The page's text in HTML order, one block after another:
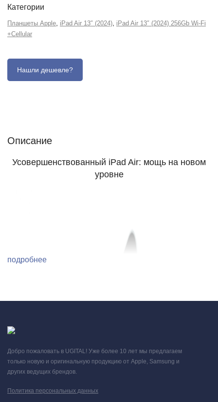
Категории
Планшеты Apple iPad Air 13″ (2024) iPad Air 13″ (2024) 256Gb Wi-Fi
+Сellular
Описание
Усовершенствованный iPad Air: мощь на новом
уровне
подробнее
Добро пожаловать в UGITAL! Уже более 10 лет мы предлагаем
только новую и оригинальную продукцию от Apple, Samsung и
других ведущих брендов.
Политика персональных данных